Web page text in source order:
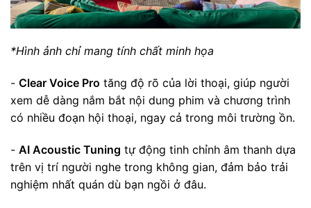
*Hình ảnh chỉ mang tính chất minh họa
- Clear Voice Pro tăng độ rõ của lời thoại, giúp người
xem dễ dàng nắm bắt nội dung phim và chương trình
có nhiều đoạn hội thoại, ngay cả trong môi trường ồn.
- AI Acoustic Tuning tự động tinh chỉnh âm thanh dựa
trên vị trí người nghe trong không gian, đảm bảo trải
nghiệm nhất quán dù bạn ngồi ở đâu.